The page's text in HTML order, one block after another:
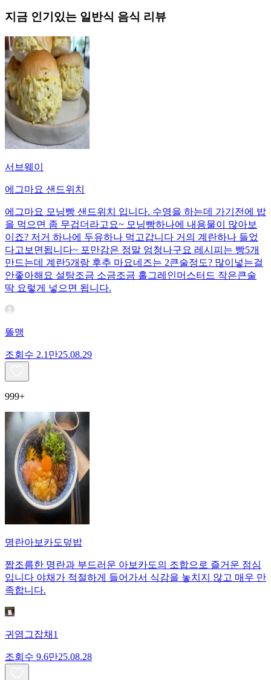
지금 인기있는 일반식 음식 리뷰
서브웨이
에그마요 샌드위치
에그마요 모닝빵 샌드위치 입니다. 수영을 하는데 가기전에 밥
을 먹으면 좀 무겁더라고요~ 모닝빵하나에 내용물이 많아보
이죠? 저거 하나에 두유하나 먹고갑니다 거의 계란하나 들었
다고보면됩니다~ 포만감은 정말 엄청나구요 레시피는 빵5개
만드는데 계란5개랑 후추 마요네즈는 2큰술정도? 많이넣는걸
안좋아해요 설탕조금 소금조금 홀그레인머스터드 작은큰술
딱 요렇게 넣으면 됩니다.
똘맹
조회수 2.1만25.08.29
999+
명란아보카도덮밥
짭조름한 명란과 부드러운 아보카도의 조합으로 즐거운 점심
입니다 야채가 적절하게 들어가서 식감을 놓치지 않고 매우 만
족합니다.
귀염그잡채1
조회수 9.6만25.08.28